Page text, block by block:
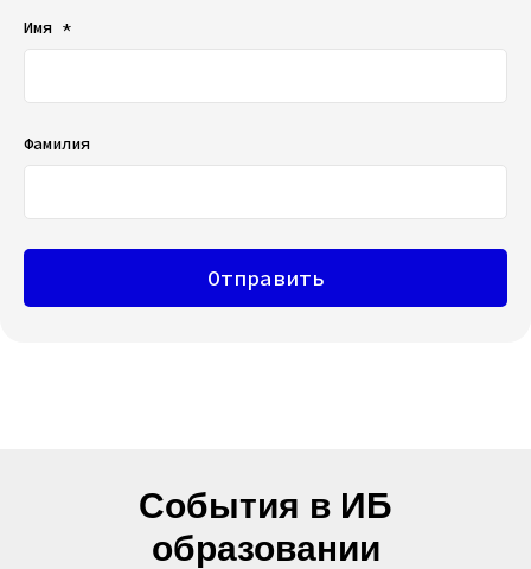
Имя *
Фамилия
Отправить
События в ИБ
образовании